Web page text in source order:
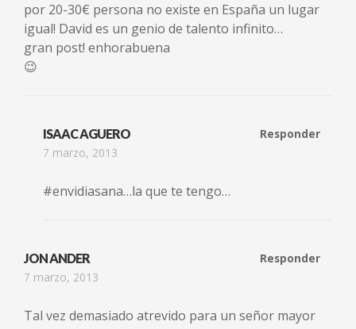
por 20-30€ persona no existe en España un lugar
igual! David es un genio de talento infinito…
gran post! enhorabuena
😉
ISAAC AGUERO
7 marzo, 2013
Responder
#envidiasana…la que te tengo…
JON ANDER
7 marzo, 2013
Responder
Tal vez demasiado atrevido para un señor mayor